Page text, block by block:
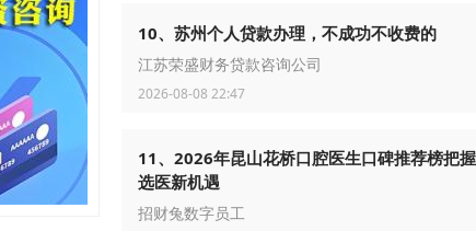
10、苏州个人贷款办理，不成功不收费的
江苏荣盛财务贷款咨询公司
2026-08-08 22:47
11、2026年昆山花桥口腔医生口碑推荐榜把
选医新机遇
招财兔数字员工